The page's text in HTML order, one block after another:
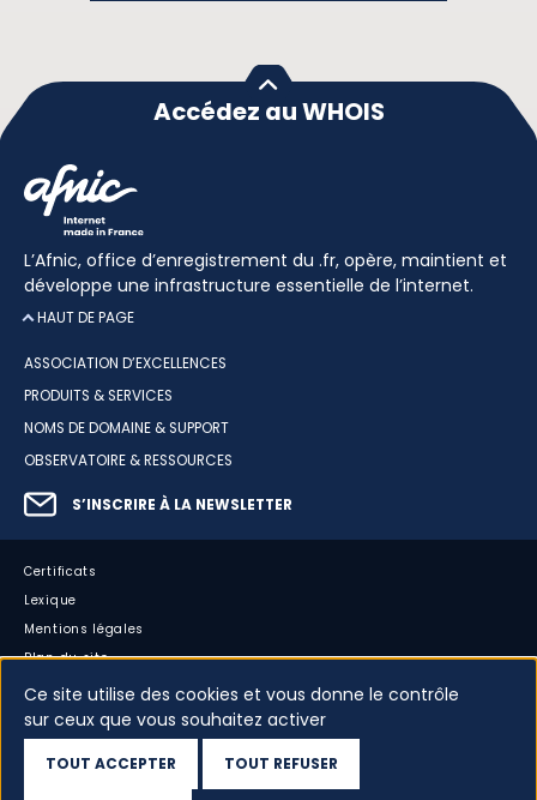
Accédez au WHOIS
L’Afnic, office d’enregistrement du .fr, opère, maintient et
développe une infrastructure essentielle de l’internet.
HAUT DE PAGE
ASSOCIATION D’EXCELLENCES
PRODUITS & SERVICES
NOMS DE DOMAINE & SUPPORT
OBSERVATOIRE & RESSOURCES
S’INSCRIRE À LA NEWSLETTER
Certificats
Lexique
Mentions légales
Plan du site
Accessibilité : partiellement conforme
Cookies
Dispositif d’alerte
Ce site utilise des cookies et vous donne le contrôle
sur ceux que vous souhaitez activer
TOUT ACCEPTER TOUT REFUSER